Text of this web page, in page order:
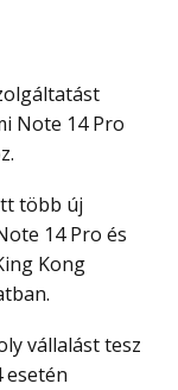
Note 14 Pro
14 Pro és
Kong
esetén